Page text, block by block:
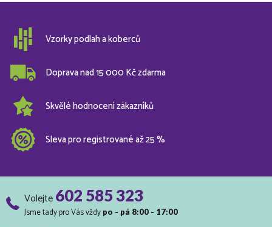
Vzorky podlah a koberců
Doprava nad 15 000 Kč zdarma
Skvělé hodnocení zákazníků
Sleva pro registrované až 25 %
Volejte602 585 323
Jsme tady pro Vás vždy po - pá 8:00 - 17:00